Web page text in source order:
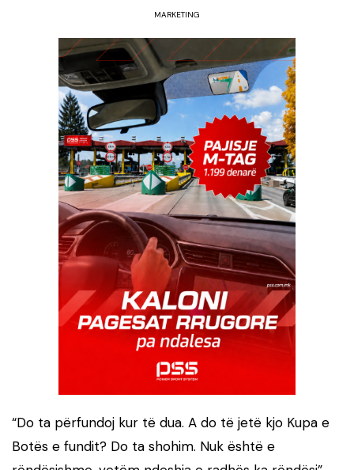
MARKETING
“Do ta përfundoj kur të dua. A do të jetë kjo Kupa e
Botës e fundit? Do ta shohim. Nuk është e